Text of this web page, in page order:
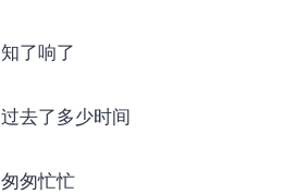
知了响了
过去了多少时间
匆匆忙忙